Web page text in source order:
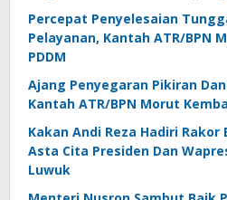
Percepat Penyelesaian
Pelayanan, Kantah ATR/BPN
PDDM
Ajang Penyegaran Pikiran
Kantah ATR/BPN Morut
Kakan Andi Reza Hadiri
Asta Cita Presiden Dan
Luwuk